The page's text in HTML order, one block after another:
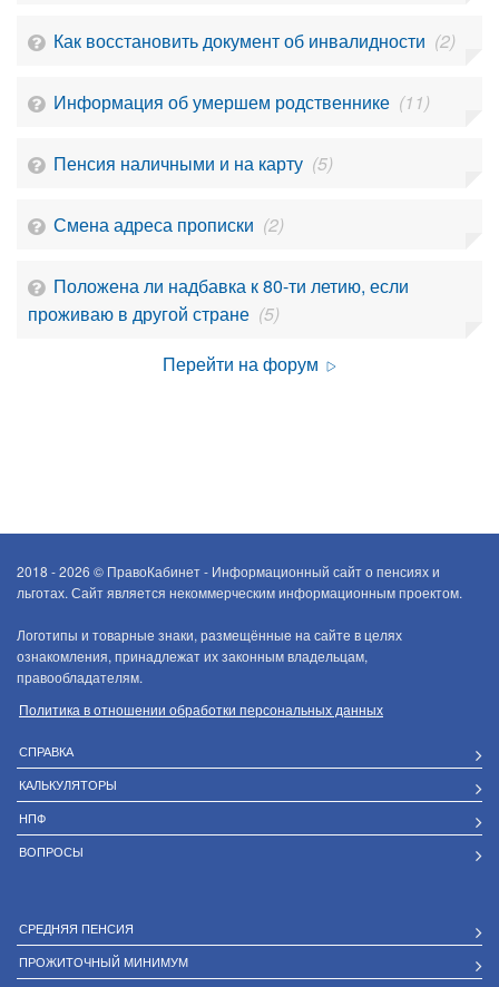
Как восстановить документ об инвалидности (2)
Информация об умершем родственнике (11)
Пенсия наличными и на карту (5)
Смена адреса прописки (2)
Положена ли надбавка к 80-ти летию, если
проживаю в другой стране (5)
Перейти на форум
2018 - 2026 © ПравоКабинет - Информационный сайт о пенсиях и
льготах. Сайт является некоммерческим информационным проектом.
Логотипы и товарные знаки, размещённые на сайте в целях
ознакомления, принадлежат их законным владельцам,
правообладателям.
Политика в отношении обработки персональных данных
СПРАВКА
КАЛЬКУЛЯТОРЫ
НПФ
ВОПРОСЫ
СРЕДНЯЯ ПЕНСИЯ
ПРОЖИТОЧНЫЙ МИНИМУМ